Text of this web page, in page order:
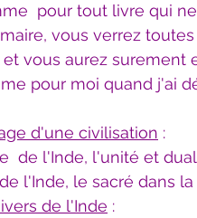
l'Occident Yoga
saxonne
Littérature
pour tout livre qui
vous verrez
et vous aurez surement
pour moi quand j'ai
d'une civilisation :
de l'Inde, l'unité et
l'Inde, le sacré dans
de l'Inde :